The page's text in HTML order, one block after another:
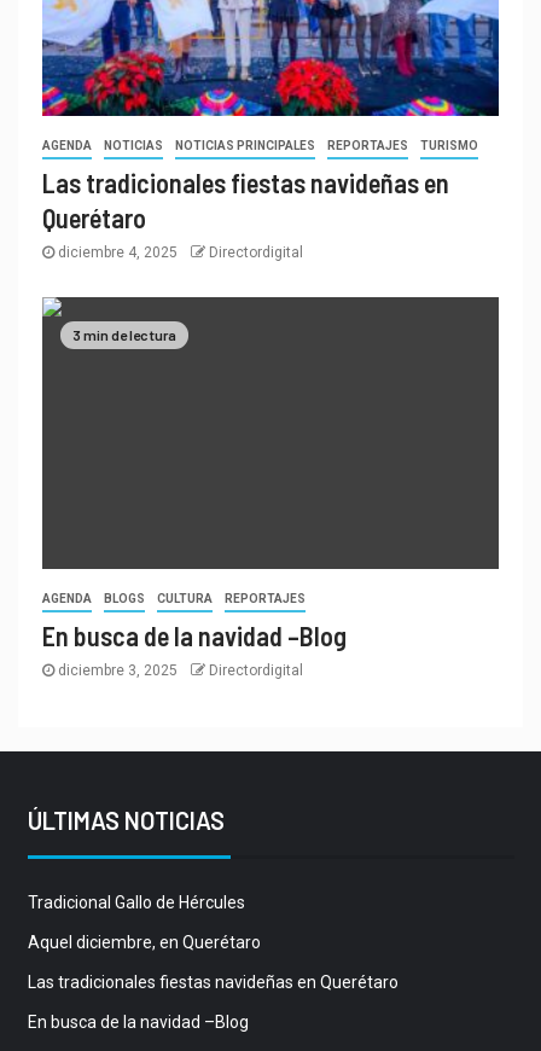
AGENDA NOTICIAS NOTICIAS PRINCIPALES REPORTAJES TURISMO
Las tradicionales fiestas navideñas en
Querétaro
diciembre 4, 2025 Directordigital
3 min de lectura
AGENDA BLOGS CULTURA REPORTAJES
En busca de la navidad –Blog
diciembre 3, 2025 Directordigital
ÚLTIMAS NOTICIAS
Tradicional Gallo de Hércules
Aquel diciembre, en Querétaro
Las tradicionales fiestas navideñas en Querétaro
En busca de la navidad –Blog